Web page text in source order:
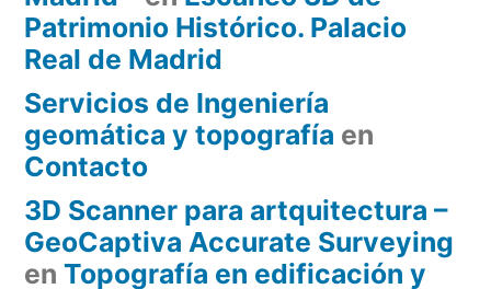
Patrimonio Histórico. Palacio
Real de Madrid
Servicios de Ingeniería
geomática y topografía en
Contacto
3D Scanner para artquitectura –
GeoCaptiva Accurate Surveying
en Topografía en edificación y